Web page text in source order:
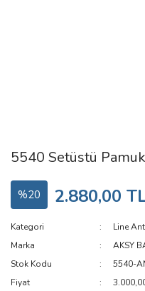
5540 Setüstü
%20 2.880,00
Kategori
Line
Marka
AKSY
Stok Kodu
5540-
Fiyat